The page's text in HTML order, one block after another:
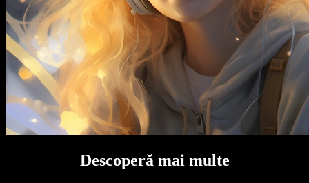
Descoperă mai multe